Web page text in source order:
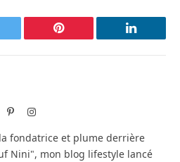
Pinterest LinkedIn
PinterestInstagram
fondatrice et plume derrière
Nini", mon blog lifestyle lancé